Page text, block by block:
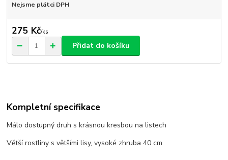
Nejsme plátci DPH
275 Kč/ks
Přidat do košíku
Kompletní specifikace
Málo dostupný druh s krásnou kresbou na listech
Větší rostliny s většími lisy, vysoké zhruba 40 cm